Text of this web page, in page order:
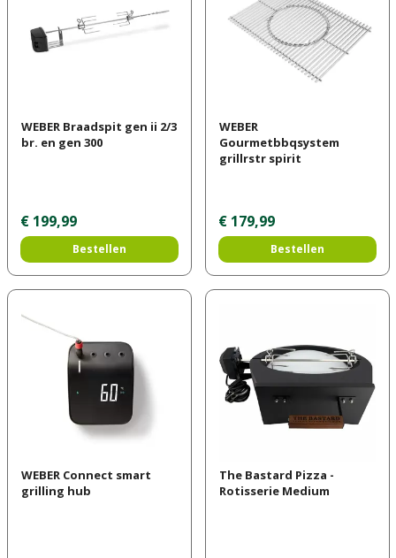
WEBER Braadspit gen ii 2/3
br. en gen 300
€ 199,99
Bestellen
WEBER
Gourmetbbqsystem
grillrstr spirit
€ 179,99
Bestellen
WEBER Connect smart
grilling hub
The Bastard Pizza -
Rotisserie Medium